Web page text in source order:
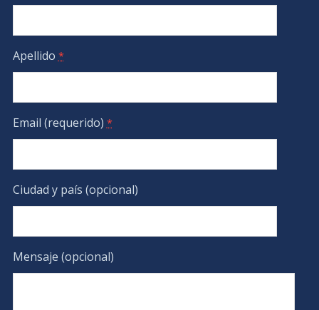
Apellido *
Email (requerido) *
Ciudad y país (opcional)
Mensaje (opcional)